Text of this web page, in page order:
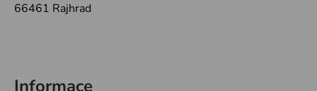
66461 Rajhrad
Informace